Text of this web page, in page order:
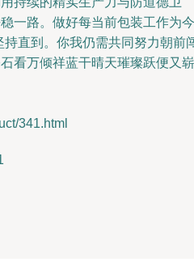
一路。做好每当前包装工作为今
直到。你我仍需共同努力朝前
看万倾祥蓝干晴天璀璨跃便又崭
341.html